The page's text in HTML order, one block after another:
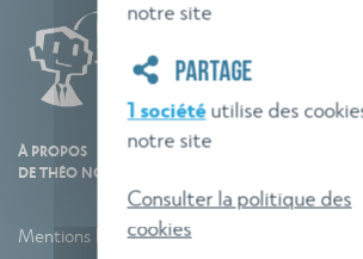
À PROPOS
DE THÉO NORME
Mentions légales
notre site
PARTAGE
1 sociétéutilise des
notre site
Consulter la politique des
cookies